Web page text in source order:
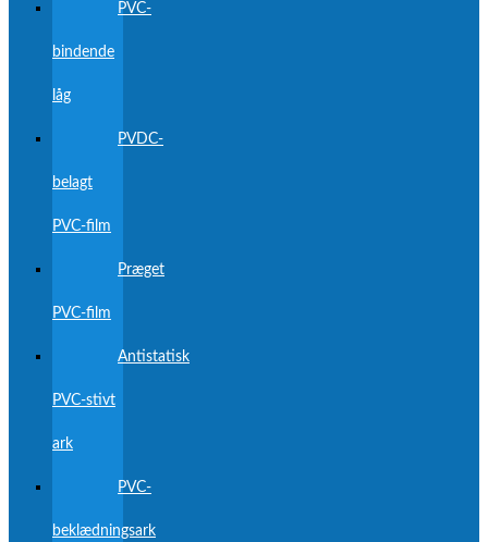
PVC-
bindende
låg
PVDC-
belagt
PVC-film
Præget
PVC-film
Antistatisk
PVC-stivt
ark
PVC-
beklædningsark